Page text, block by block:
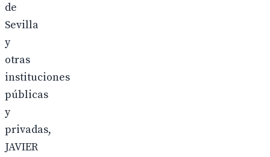
de
Sevilla
y
otras
instituciones
públicas
y
privadas,
JAVIER